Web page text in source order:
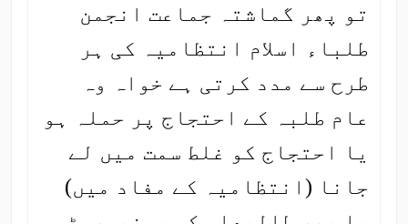
تو پھر گماشتہ جماعت انجمن
طلباء اسلام انتظامیہ کی ہر
طرح سے مدد کرتی ہے خواہ وہ
عام طلبہ کے احتجاج پر حملہ ہو
یا احتجاج کو غلط سمت میں لے
جانا (انتظامیہ کے مفاد میں)